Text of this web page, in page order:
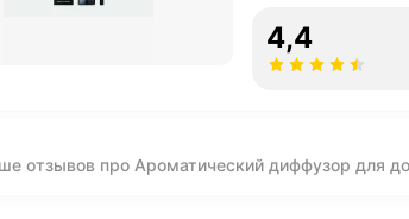
4,4
отзывов про Ароматический диффузор для